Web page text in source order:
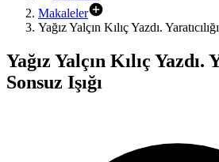
Makaleler
Yağız Yalçın Kılıç Yazdı.
Yağız Yalçın Kılıç Yazdı.
Sonsuz Işığı